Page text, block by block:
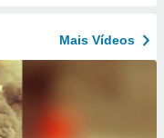
Mais Vídeos